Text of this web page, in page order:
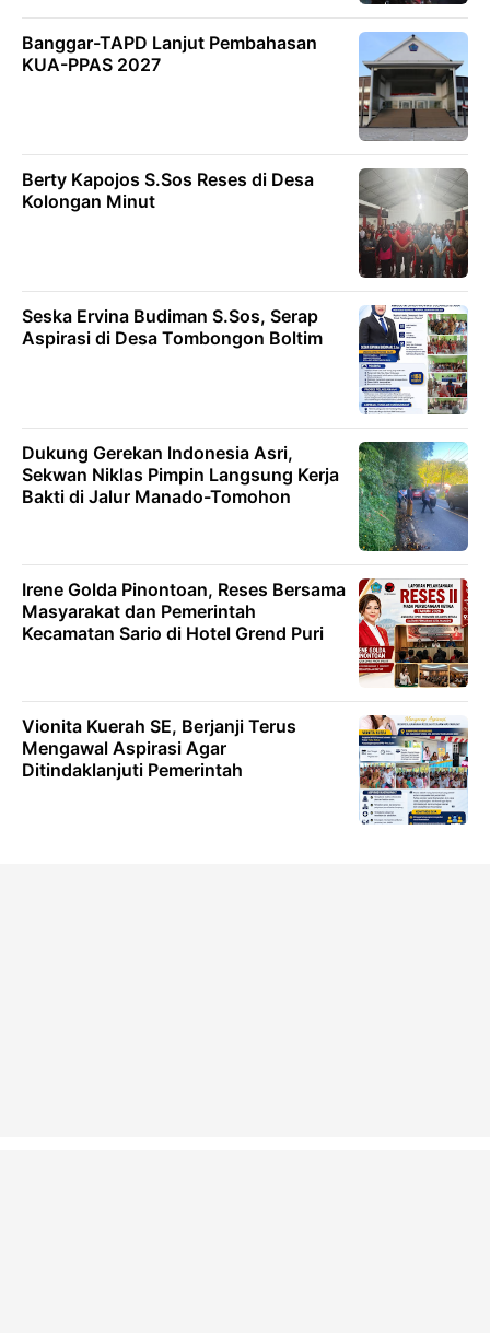
Banggar-TAPD Lanjut Pembahasan
KUA-PPAS 2027
Berty Kapojos S.Sos Reses di Desa
Kolongan Minut
Seska Ervina Budiman S.Sos, Serap
Aspirasi di Desa Tombongon Boltim
Dukung Gerekan lndonesia Asri,
Sekwan Niklas Pimpin Langsung Kerja
Bakti di Jalur Manado-Tomohon
Irene Golda Pinontoan, Reses Bersama
Masyarakat dan Pemerintah
Kecamatan Sario di Hotel Grend Puri
Vionita Kuerah SE, Berjanji Terus
Mengawal Aspirasi Agar
Ditindaklanjuti Pemerintah